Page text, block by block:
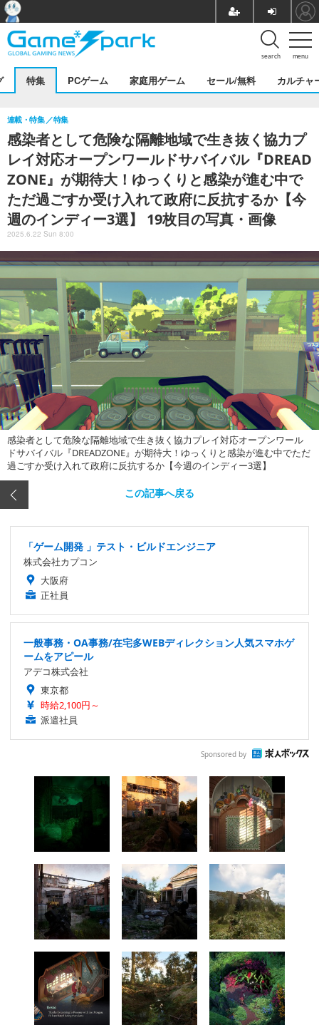
menu
search
特集 PCゲーム 家庭用ゲーム セール/無料 カルチャ
感染者として危険な隔離地域で生き抜く協力プ
レイ対応オープンワールドサバイバル『DREAD
ZONE』が期待大！ゆっくりと感染が進む中で
ただ過ごすか受け入れて政府に反抗するか【今
週のインディー3選】 19枚目の写真・画像
連載・特集 特集
2025.6.22 Sun 8:00
感染者として危険な隔離地域で生き抜く協力プレイ対応オープンワール
ドサバイバル『DREADZONE』が期待大！ゆっくりと感染が進む中でただ
過ごすか受け入れて政府に反抗するか【今週のインディー3選】
この記事へ戻る
「ゲーム開発 」テスト・ビルドエンジニア
株式会社カプコン
大阪府
正社員
一般事務・OA事務/在宅多WEBディレクション人気スマホゲ
ームをアピール
アデコ株式会社
東京都
時給2,100円～
派遣社員
Sponsored by